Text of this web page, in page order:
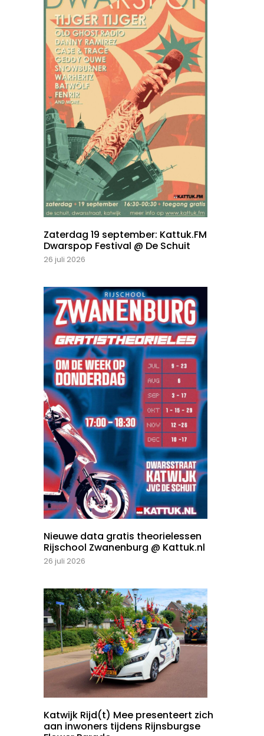
Zaterdag 19 september: Kattuk.FM
Dwarspop Festival @ De Schuit
26 juli 2026
Nieuwe data gratis theorielessen
Rijschool Zwanenburg @ Kattuk.nl
26 juli 2026
Katwijk Rijd(t) Mee presenteert zich
aan inwoners tijdens Rijnsburgse